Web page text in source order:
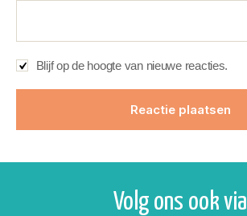
Blijf op de hoogte van nieuwe reacties.
Volg ons ook via